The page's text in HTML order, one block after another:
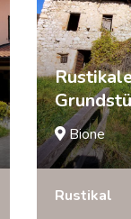
Bione
Rustikal